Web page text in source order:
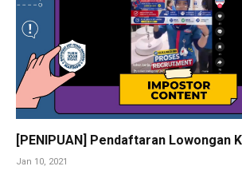
[PENIPUAN] Pendaftaran Lowongan
Jan 10, 2021